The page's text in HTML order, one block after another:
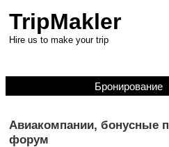
TripMakler
Hire us to make your trip
Бронирование
Авиакомпании, бонусные
форум